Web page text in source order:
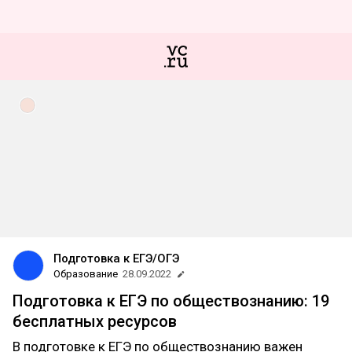
Подготовка к ЕГЭ/ОГЭ
Образование 28.09.2022
Подготовка к ЕГЭ по обществознанию: 19
бесплатных ресурсов
В подготовке к ЕГЭ по обществознанию важен